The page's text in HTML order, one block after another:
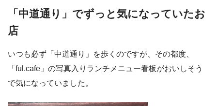
「中道通り」でずっと気になっていたお
店
いつも必ず「中道通り」を歩くのですが、その都度、
「ful.cafe」の写真入りランチメニュー看板がおいしそう
で気になっていました。